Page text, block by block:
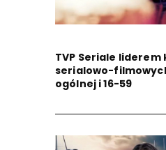
TVP Seriale liderem
serialowo-
ogólnej i 16-59